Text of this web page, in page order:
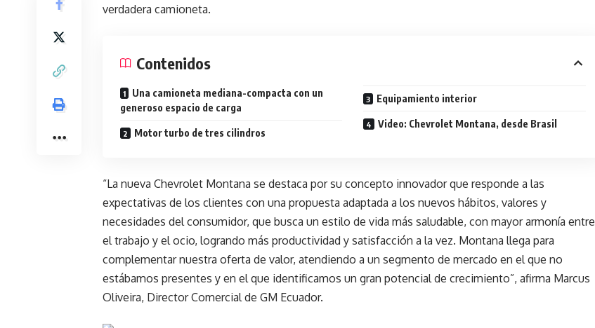
verdadera camioneta.
Contenidos
Una camioneta mediana-compacta con un
generoso espacio de carga
Motor turbo de tres cilindros
Equipamiento interior
Video: Chevrolet Montana, desde Brasil
“La nueva Chevrolet Montana se destaca por su concepto innovador que responde a las
expectativas de los clientes con una propuesta adaptada a los nuevos hábitos, valores y
necesidades del consumidor, que busca un estilo de vida más saludable, con mayor armonía entre
el trabajo y el ocio, logrando más productividad y satisfacción a la vez. Montana llega para
complementar nuestra oferta de valor, atendiendo a un segmento de mercado en el que no
estábamos presentes y en el que identificamos un gran potencial de crecimiento”, afirma Marcus
Oliveira, Director Comercial de GM Ecuador.